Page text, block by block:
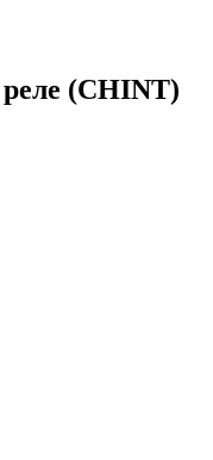
реле (CHINT)